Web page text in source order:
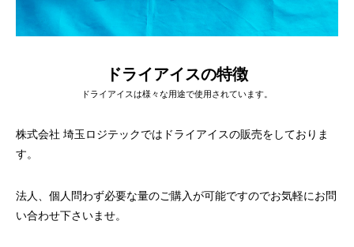
ドライアイスブラストのメリット・活用事
2026.06.17
ドライアイス洗浄
2024.11.26
ドライアイスの特徴
ドライアイスは様々な用途で使用されています。
株式会社 埼玉ロジテックではドライアイスの販売をしておりま
す。
法人、個人問わず必要な量のご購入が可能ですのでお気軽にお問
い合わせ下さいませ。